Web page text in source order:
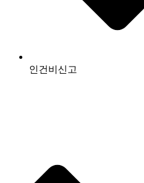
인건비신고